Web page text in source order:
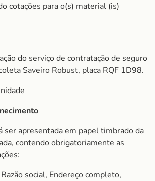
cotações para o(s) material (is)
do serviço de contratação de seguro
Saveiro Robust, placa RQF 1D98.
ser apresentada em papel timbrado da
contendo obrigatoriamente as
social, Endereço completo,